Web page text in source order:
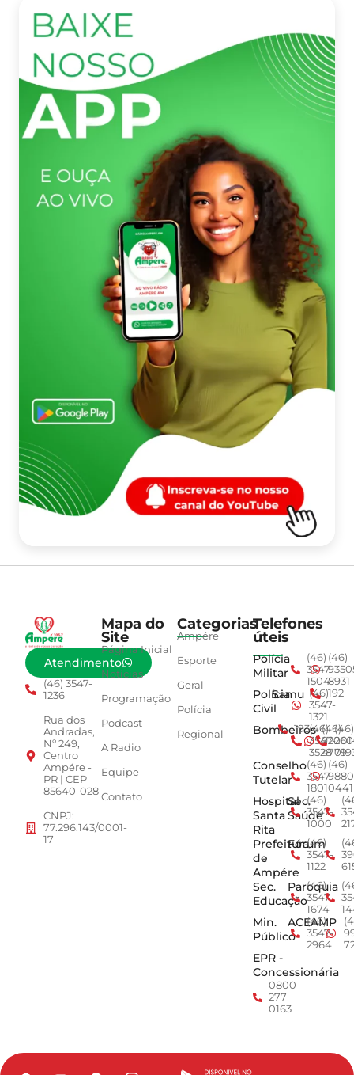
Atendimento
(46) 3547-
1236
Rua dos
Andradas,
Nº 249,
Centro
Ampére -
PR | CEP
85640-028
CNPJ:
77.296.143/0001-
17
Mapa do
Site
Página Inicial
Notícias
Programação
Podcast
A Radio
Equipe
Contato
Categorias
Ampére
Esporte
Geral
Polícia
Regional
Telefones
úteis
Polícia
Militar
(46)
3547-
1504
(46)
8931
Polícia
Civil
Samu (46)
3547-
1321
192
Bombeiros
193(46)
3547-
3528
(46)
4779
(46)
Conselho
Tutelar
(46)
3547-
1801
(46)
0441
Hospital
Santa
Rita
Sec.
Saúde
(46)
3547-
1000
Prefeitura
de
Ampére
Fórum
(46)
3547-
1122
Sec.
Educação
Paroquia
(46)
3547-
1674
Min.
Público
ACEAMP
(46)
3547-
2964
EPR -
Concessionária
0800
277
0163